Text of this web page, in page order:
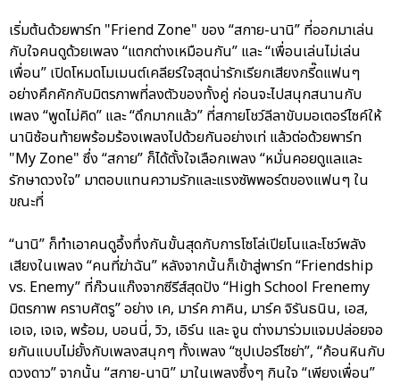
เริ่มต้นด้วยพาร์ท "Friend Zone" ของ “สกาย-นานิ” ที่ออกมาเล่น
กับใจคนดูด้วยเพลง “แตกต่างเหมือนกัน” และ “เพื่อนเล่นไม่เล่น
เพื่อน” เปิดโหมดโมเมนต์เคลียร์ใจสุดน่ารักเรียกเสียงกรี๊ดแฟนๆ
อย่างคึกคักกับมิตรภาพที่ลงตัวของทั้งคู่ ก่อนจะไปสนุกสนานกับ
เพลง “พูดไม่คิด” และ “ดึกมากแล้ว” ที่สกายโชว์ลีลาขับมอเตอร์ไซค์ให้
นานิซ้อนท้ายพร้อมร้องเพลงไปด้วยกันอย่างเท่ แล้วต่อด้วยพาร์ท
"My Zone" ซึ่ง “สกาย” ก็ได้ตั้งใจเลือกเพลง “หมั่นคอยดูแลและ
รักษาดวงใจ” มาตอบแทนความรักและแรงซัพพอร์ตของแฟนๆ ใน
ขณะที่
“นานิ” ก็ทำเอาคนดูอึ้งทึ่งกันขั้นสุดกับการโซโล่เปียโนและโชว์พลัง
เสียงในเพลง “คนที่ฆ่าฉัน” หลังจากนั้นก็เข้าสู่พาร์ท “Friendship
vs. Enemy” ที่ก๊วนแก๊งจากซีรีส์สุดปัง “High School Frenemy
มิตรภาพ คราบศัตรู” อย่าง เค, มาร์ค ภาคิน, มาร์ค จิรันธนิน, เอส,
เอเจ, เจเจ, พร้อม, บอนนี่, วิว, เอิร์น และ จูน ต่างมาร่วมแจมปล่อยจอ
ยกันแบบไม่ยั้งกับเพลงสนุกๆ ทั้งเพลง “ซุปเปอร์ไซย่า”, “ก้อนหินกับ
ดวงดาว” จากนั้น “สกาย-นานิ” มาในเพลงซึ้งๆ กินใจ “เพียงเพื่อน”